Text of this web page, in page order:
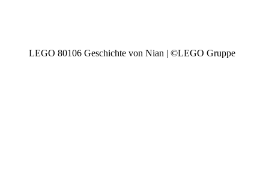
LEGO 80106 Geschichte von Nian | ©LEGO Gruppe